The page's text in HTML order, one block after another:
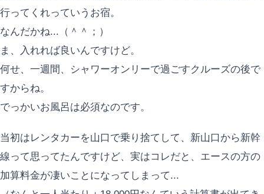
行ってくれっていうお宿。
なんだかね...（＾＾；）
ま、入れれば良いんですけど。
何せ、一週間、シャワーオンリーで過ごすクルーズの後で
すからね。
でっかいお風呂は必須なのです。
当初はレンタカーを山口で乗り捨てして、新山口から新幹
線って思ってたんですけど、実はコレだと、エースの方の
加算料金が凄いことになってしまって...